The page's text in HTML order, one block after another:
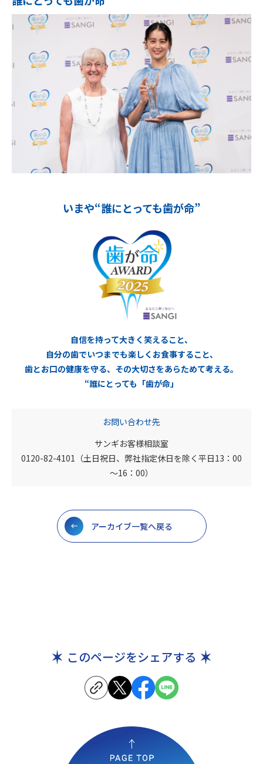
いまや“誰にとっても歯が命”
自信を持って大きく笑えること、
自分の歯でいつまでも楽しくお食事すること、
歯とお口の健康を守る、その大切さをあらためて考える。
“誰にとっても「歯が命」
お問い合わせ先
サンギお客様相談室
0120-82-4101（土日祝日、弊社指定休日を除く平日13：00
～16：00）
アーカイブ一覧へ戻る
このページをシェアする